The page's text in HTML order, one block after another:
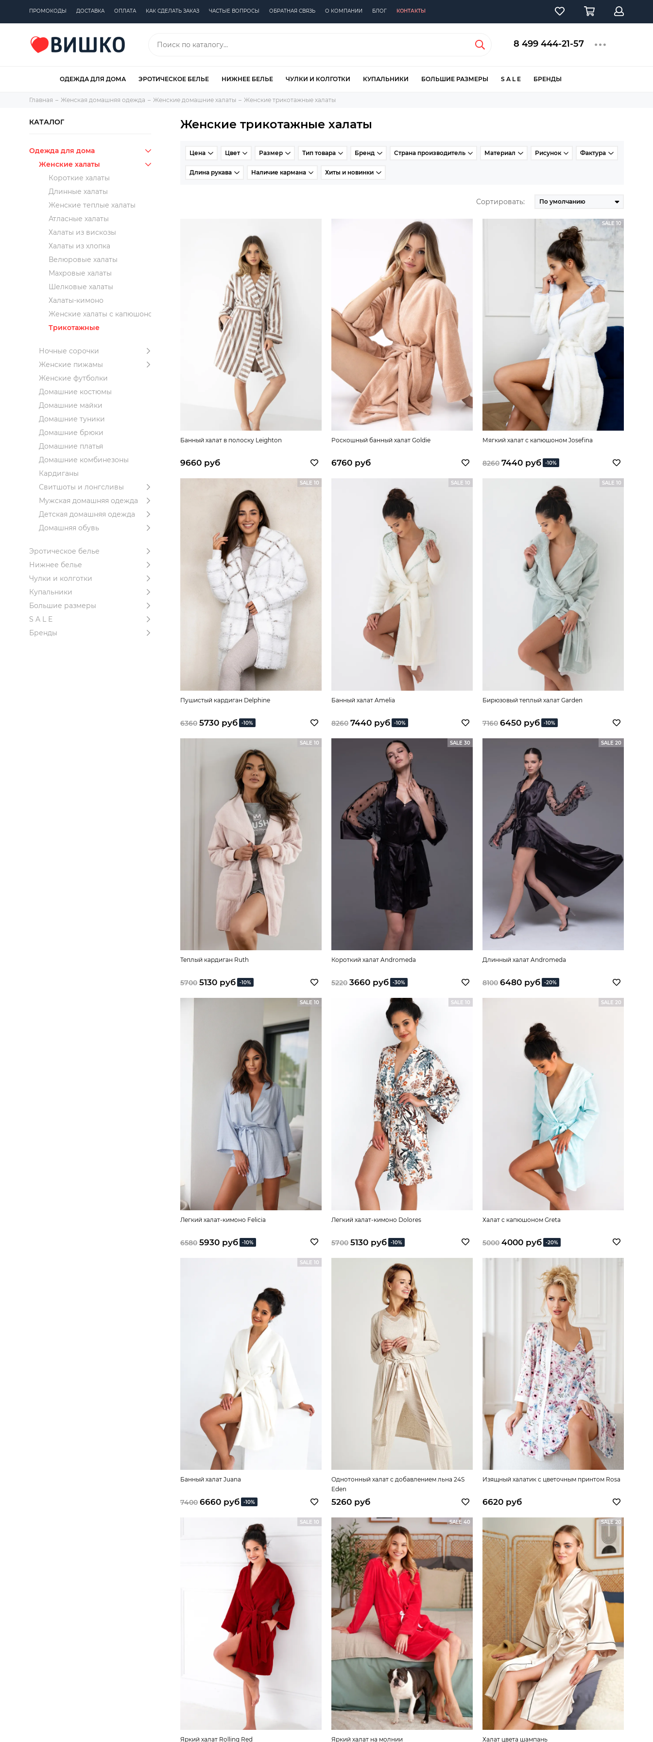
ПРОМОКОДЫ ДОСТАВКА ОПЛАТА КАК СДЕЛАТЬ ЗАКАЗ ЧАСТЫЕ ВОПРОСЫ ОБРАТНАЯ СВЯЗЬ О КОМПАНИИ БЛОГ КОНТАКТЫ
8 499 444-21-57
ОДЕЖДА ДЛЯ ДОМА ЭРОТИЧЕСКОЕ БЕЛЬЕ НИЖНЕЕ БЕЛЬЕ ЧУЛКИ И КОЛГОТКИ КУПАЛЬНИКИ БОЛЬШИЕ РАЗМЕРЫ S A L E БРЕНДЫ
Главная Женская домашняя одежда Женские домашние халаты Женские трикотажные халаты
КАТАЛОГ
Одежда для дома
Женские халаты
Короткие халаты
Длинные халаты
Женские теплые халаты
Атласные халаты
Халаты из вискозы
Халаты из хлопка
Велюровые халаты
Махровые халаты
Шелковые халаты
Халаты-кимоно
Женские халаты с капюшоном
Трикотажные
Ночные сорочки
Женские пижамы
Женские футболки
Домашние костюмы
Домашние майки
Домашние туники
Домашние брюки
Домашние платья
Домашние комбинезоны
Кардиганы
Свитшоты и лонгсливы
Мужская домашняя одежда
Детская домашняя одежда
Домашняя обувь
Эротическое белье
Нижнее белье
Чулки и колготки
Купальники
Большие размеры
S A L E
Бренды
Женские трикотажные халаты
Цена Цвет Размер Тип товара Бренд Страна производитель Материал Рисунок Фактура
Длина рукава Наличие кармана Хиты и новинки
Сортировать:
Банный халат в полоску Leighton
9660 руб
Роскошный банный халат Goldie
6760 руб
SALE 10
Мягкий халат с капюшоном Josefina
8260 7440 руб -10%
SALE 10
Пушистый кардиган Delphine
6360 5730 руб -10%
SALE 10
Банный халат Amelia
8260 7440 руб -10%
SALE 10
Бирюзовый теплый халат Garden
7160 6450 руб -10%
SALE 10
Теплый кардиган Ruth
5700 5130 руб -10%
SALE 30
Короткий халат Andromeda
5220 3660 руб -30%
SALE 20
Длинный халат Andromeda
8100 6480 руб -20%
SALE 10
Легкий халат-кимоно Felicia
6580 5930 руб -10%
SALE 10
Легкий халат-кимоно Dolores
5700 5130 руб -10%
SALE 20
Халат с капюшоном Greta
5000 4000 руб -20%
SALE 10
Банный халат Juana
7400 6660 руб -10%
Однотонный халат с добавлением льна 24S
Eden
5260 руб
Изящный халатик с цветочным принтом Rosa
6620 руб
SALE 10
Яркий халат Rolling Red
SALE 40
Яркий халат на молнии
SALE 20
Халат цвета шампань